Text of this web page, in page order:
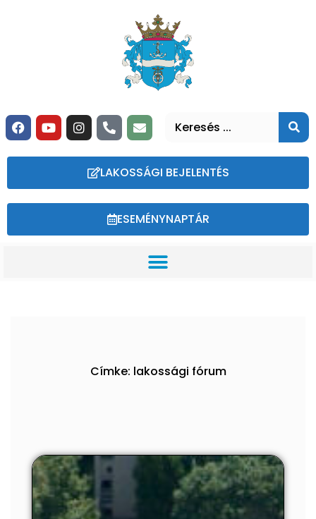
LAKOSSÁGI BEJELENTÉS
ESEMÉNYNAPTÁR
Címke: lakossági fórum